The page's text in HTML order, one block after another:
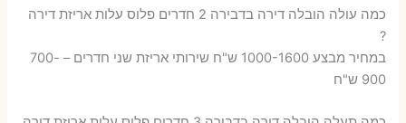
כמה עולה הובלה דירה בדבירה 2 חדרים פלוס עלות אריזת דירה
?
במחיר מבצע 1000-1600 ש"ח שירותי אריזת שני חדרים – 700-
900 ש"ח